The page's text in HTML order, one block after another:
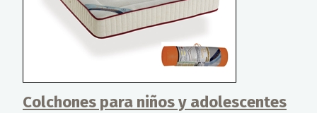
Colchones para niños y adolescentes